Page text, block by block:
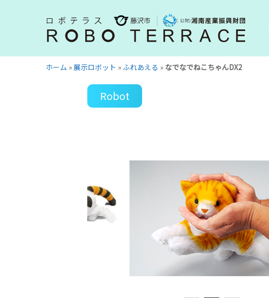
ホーム »展示ロボット »ふれあえる » なでなでねこちゃんDX2
Robot